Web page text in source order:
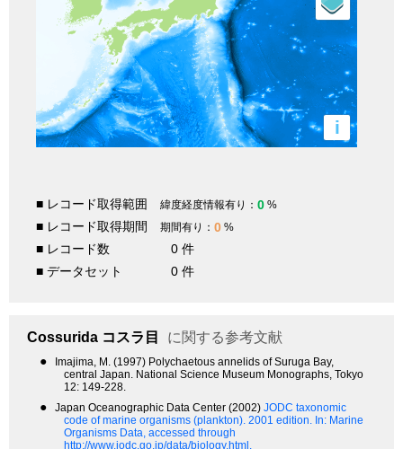
i
■ レコード取得範囲 緯度経度情報有り： 0 %
■ レコード取得期間 期間有り： 0 %
■ レコード数
0 件
■ データセット
0 件
Cossurida コスラ目 に関する参考文献
●
Imajima, M. (1997) Polychaetous annelids of Suruga Bay,
central Japan. National Science Museum Monographs, Tokyo
12: 149-228.
● Japan Oceanographic Data Center (2002) JODC taxonomic
code of marine organisms (plankton). 2001 edition. In: Marine
Organisms Data, accessed through
http://www.jodc.go.jp/data/biology.html.